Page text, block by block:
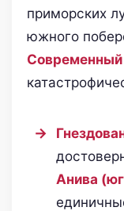
приморских
южного
Современный
Анива